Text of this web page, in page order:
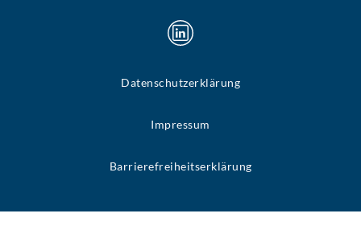
Datenschutzerklärung
Impressum
Barrierefreiheitserklärung